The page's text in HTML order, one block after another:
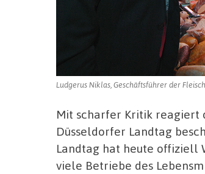
Ludgerus Niklas, Geschäftsführer der
Mit scharfer Kritik reagiert
Düsseldorfer Landtag
Landtag hat heute offiziell
viele Betriebe des